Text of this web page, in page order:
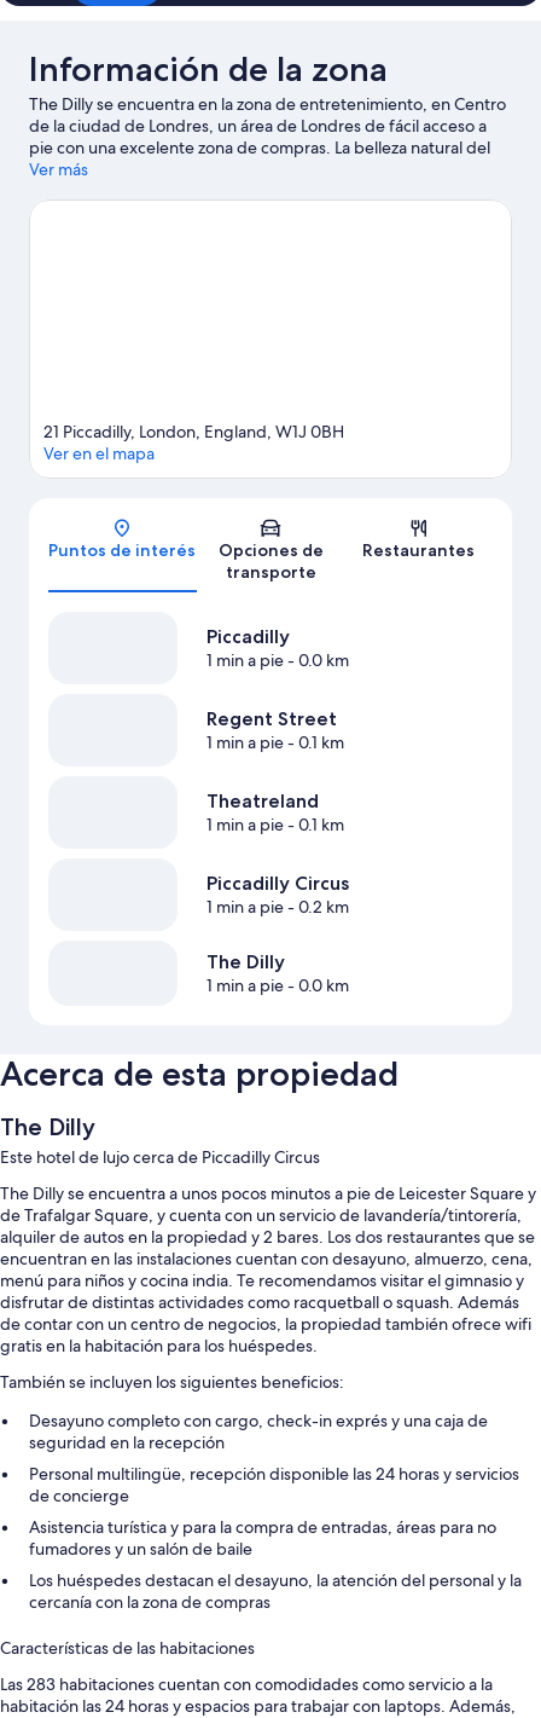
Información de la zona
The Dilly se encuentra en la zona de entretenimiento, en Centro
de la ciudad de Londres, un área de Londres de fácil acceso a
pie con una excelente zona de compras. La belleza natural del
área puede apreciarse en Hyde Park y River Thames, mientras
culturales destacados. London Eye y Museo de Historia Natural
Ver más
Mapa
21 Piccadilly, London, England, W1J 0BH
Ver en el mapa
Puntos de interés
Opciones de
transporte
Restaurantes
Piccadilly
1 min a pie- 0.0 km
Regent Street
1 min a pie- 0.1 km
Theatreland
1 min a pie- 0.1 km
Piccadilly Circus
1 min a pie- 0.2 km
The Dilly
1 min a pie- 0.0 km
Acerca de esta propiedad
The Dilly
Este hotel de lujo cerca de Piccadilly Circus
The Dilly se encuentra a unos pocos minutos a pie de Leicester Square y
de Trafalgar Square, y cuenta con un servicio de lavandería/tintorería,
alquiler de autos en la propiedad y 2 bares. Los dos restaurantes que se
encuentran en las instalaciones cuentan con desayuno, almuerzo, cena,
menú para niños y cocina india. Te recomendamos visitar el gimnasio y
disfrutar de distintas actividades como racquetball o squash. Además
de contar con un centro de negocios, la propiedad también ofrece wifi
gratis en la habitación para los huéspedes.
También se incluyen los siguientes beneficios:
Desayuno completo con cargo, check-in exprés y una caja de
seguridad en la recepción
Personal multilingüe, recepción disponible las 24 horas y servicios
de concierge
Asistencia turística y para la compra de entradas, áreas para no
fumadores y un salón de baile
Los huéspedes destacan el desayuno, la atención del personal y la
cercanía con la zona de compras
Características de las habitaciones
Las 283 habitaciones cuentan con comodidades como servicio a la
habitación las 24 horas y espacios para trabajar con laptops. Además,